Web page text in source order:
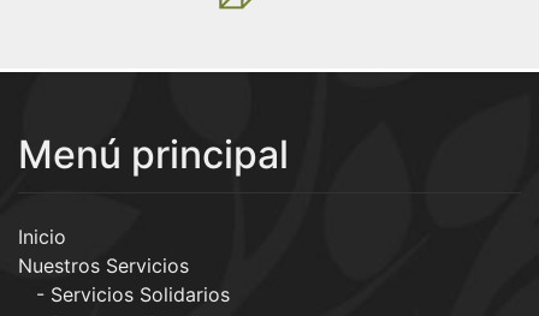
Menú principal
Inicio
Nuestros Servicios
Servicios Solidarios